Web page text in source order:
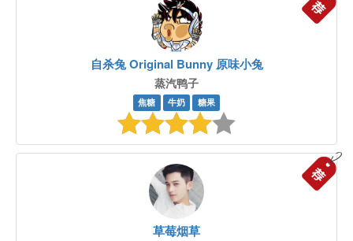
自杀兔 Original Bunny 原味小兔
蒸汽鸭子
焦糖 牛奶 糖果
草莓烟草